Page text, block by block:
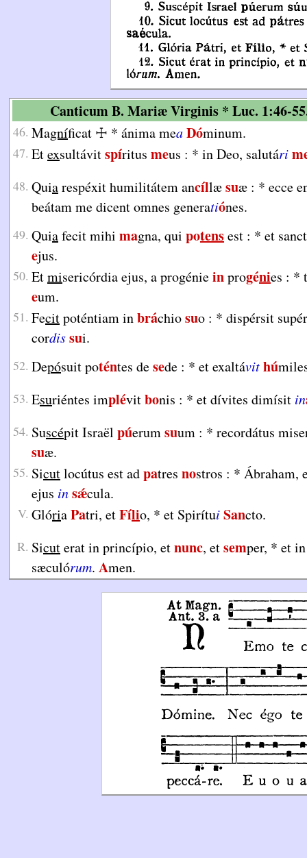
Canticum B. Mariæ Virginis * Luc. 1:46-
46. Magníficat ☩ * ánima meaDóminum.
47. Etexsultávitspíritus meus : * in Deo, salutári
48. Quiarespéxit humilitátem ancíllæsuæ : * ecce
beátam me dicent omnes generatiónes.
49. Quiafecit mihi magna, qui potensest : * et
ejus.
50. Etmisericórdia ejus, a progénieinprogénies : *
eum.
51. Fecitpoténtiam inbráchiosuo : * dispérsit
cordissui.
52. Depósuit poténtes desede : * et exaltávithú
53. Esuriéntes implévitbonis : * et dívites dimísit in
54. Suscépit Israël púerumsuum : * recordátus
suæ.
55. Sicutlocútus est adpatres nostros : * Ábraham,
ejus insǽcula.
V. GlóriaPatri, etFílio, * et SpirítuiSancto.
R. Sicuterat in princípio, etnunc, etsemper, * et
sæculórum. Amen.